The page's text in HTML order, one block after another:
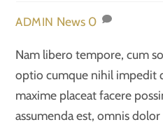
ADMIN News 0
Nam libero tempore, cum
optio cumque nihil impedit
maxime placeat facere
assumenda est, omnis